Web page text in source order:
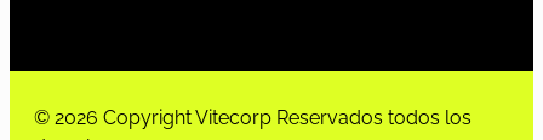
© 2026 Copyright Vitecorp Reservados todos los